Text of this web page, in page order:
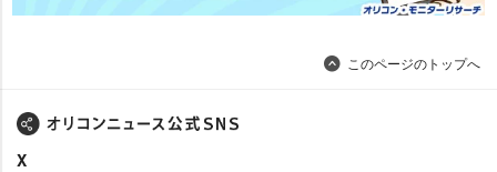
このページのトップへ
X